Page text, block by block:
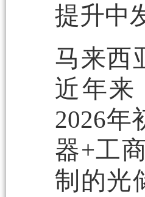
提升中
马来西
近年来
2026年
器+工
制的光